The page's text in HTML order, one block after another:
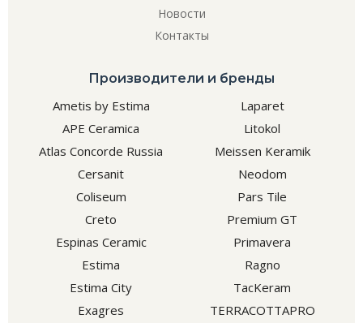
Новости
Контакты
Производители и бренды
Ametis by Estima
APE Ceramica
Atlas Concorde Russia
Cersanit
Coliseum
Creto
Espinas Ceramic
Estima
Estima City
Exagres
Laparet
Litokol
Meissen Keramik
Neodom
Pars Tile
Premium GT
Primavera
Ragno
TacKeram
TERRACOTTAPRO